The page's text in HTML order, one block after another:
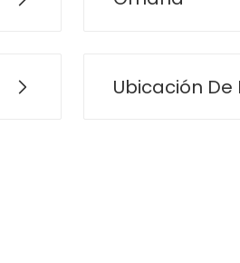
Ubicación De